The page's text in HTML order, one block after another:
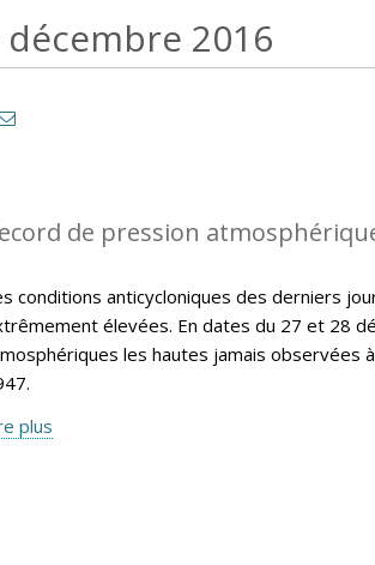
2016
de pression
conditions anticycloniques des derniers
élevées. En dates du 27 et 28
les hautes jamais observées
plus